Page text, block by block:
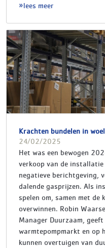
lees meer
Krachten bundelen in
24/02/2025
Het was een bewogen
verkoop van de
negatieve berichtgeving,
dalende gasprijzen. Als
spelen om, samen met
overwinnen. Robin
Manager Duurzaam,
warmtepompmarkt en op
kunnen overtuigen van